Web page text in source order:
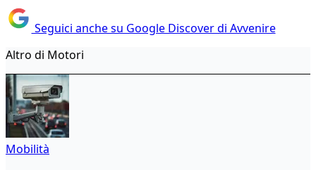
Seguici anche su Google Discover di Avvenire
Altro di Motori
Mobilità